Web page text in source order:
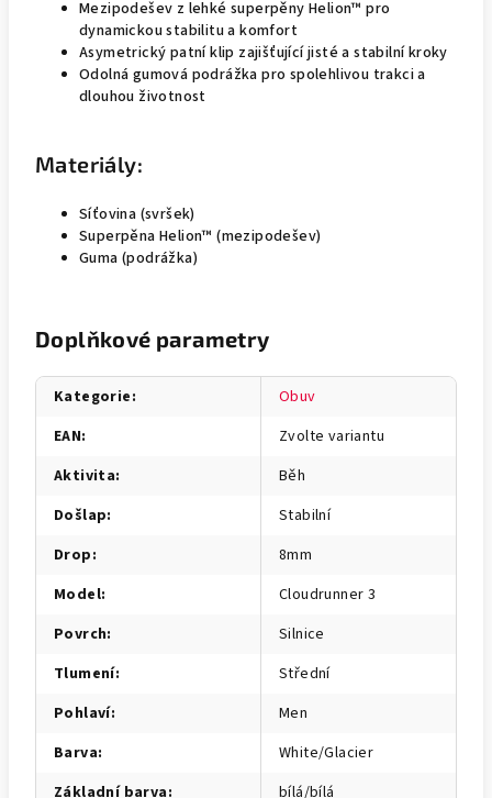
Mezipodešev z lehké superpěny Helion™ pro
dynamickou stabilitu a komfort
Asymetrický patní klip zajišťující jisté a stabilní kroky
Odolná gumová podrážka pro spolehlivou trakci a
dlouhou životnost
Materiály:
Síťovina (svršek)
Superpěna Helion™ (mezipodešev)
Guma (podrážka)
Doplňkové parametry
Kategorie:
Obuv
EAN:
Zvolte variantu
Aktivita:
Běh
Došlap:
Stabilní
Drop:
8mm
Model:
Cloudrunner 3
Povrch:
Silnice
Tlumení:
Střední
Pohlaví:
Men
Barva:
White/Glacier
Základní barva:
bílá/bílá